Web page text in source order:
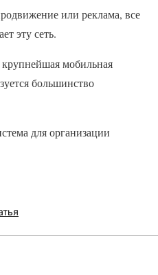
или реклама, все
эту сеть.
крупнейшая мобильная
большинство
для организации